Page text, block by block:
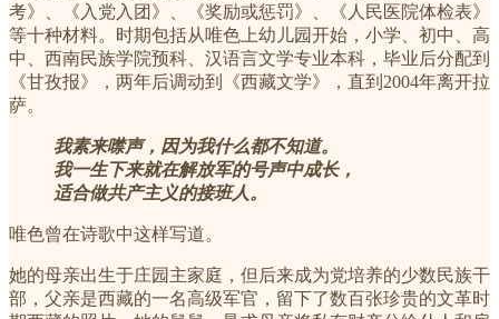
考》、《入党入团》、《奖励或惩罚》、《人民医院体检表》
等十种材料。时期包括从唯色上幼儿园开始，小学、初中、高
中、西南民族学院预科、汉语言文学专业本科，毕业后分配到
《甘孜报》，两年后调动到《西藏文学》，直到2004年离开拉
萨。
我素来噤声，因为我什么都不知道。
我一生下来就在解放军的号声中成长，
适合做共产主义的接班人。
唯色曾在诗歌中这样写道。
她的母亲出生于庄园主家庭，但后来成为党培养的少数民族干
部，父亲是西藏的一名高级军官，留下了数百张珍贵的文革时